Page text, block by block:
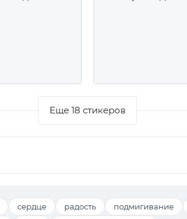
Еще 18 стикеров
сердце радость подмигивание